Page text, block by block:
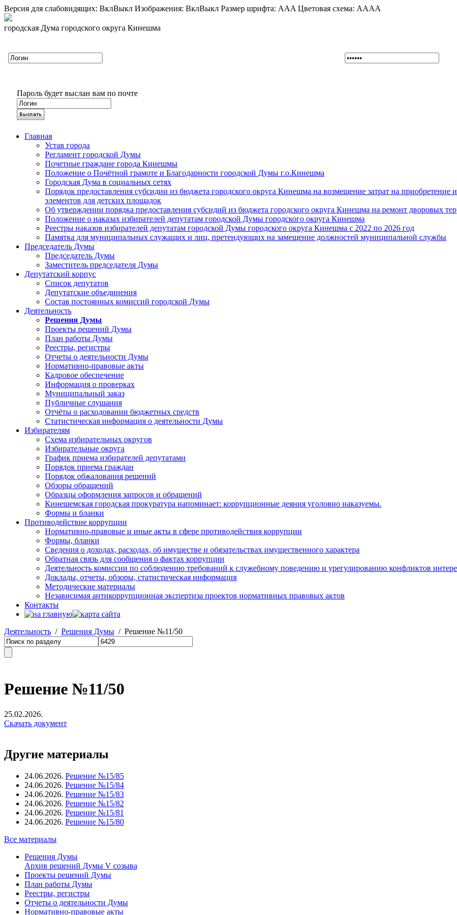
Версия для слабовидящих: ВклВыкл Изображения: ВклВыкл Размер шрифта: AAA Цветовая схема: AAAA
городская Дума городского округа Кинешма
Пароль будет выслан вам по почте
Главная
Устав города
Регламент городской Думы
Почетные граждане города Кинешмы
Положение о Почётной грамоте и Благодарности городской Думы г.о.Кинешма
Городская Дума в социальных сетях
Порядок предоставления субсидии из бюджета городского округа Кинешма на возмещение затрат на
элементов для детских площадок
Об утверждении порядка предоставления субсидий из бюджета городского округа Кинешма на ремонт дворовых
Положение о наказах избирателей депутатам городской Думы городского округа Кинешма
Реестры наказов избирателей депутатам городской Думы городского округа Кинешма с 2022 по 2026 год
Памятка для муниципальных служащих и лиц, претендующих на замещение должностей муниципальной службы
Председатель Думы
Председатель Думы
Заместитель председателя Думы
Депутатский корпус
Список депутатов
Депутатские объединения
Состав постоянных комиссий городской Думы
Деятельность
Решения Думы
Проекты решений Думы
План работы Думы
Реестры, регистры
Отчеты о деятельности Думы
Нормативно-правовые акты
Кадровое обеспечение
Информация о проверках
Муниципальный заказ
Публичные слушания
Отчёты о расходовании бюджетных средств
Статистическая информация о деятельности Думы
Избирателям
Схема избирательных округов
Избирательные округа
График приема избирателей депутатами
Порядок приема граждан
Порядок обжалования решений
Обзоры обращений
Образцы оформления запросов и обращений
Кинешемская городская прокуратура напоминает: коррупционные деяния уголовно наказуемы.
Формы и бланки
Противодействие коррупции
Нормативно-правовые и иные акты в сфере противодействия коррупции
Формы, бланки
Сведения о доходах, расходах, об имуществе и обязательствах имущественного характера
Обратная связь для сообщения о фактах коррупции
Деятельность комиссии по соблюдению требований к служебному поведению и урегулированию конфликтов
Доклады, отчеты, обзоры, статистическая информация
Методические материалы
Независимая антикоррупционная экспертиза проектов нормативных правовых актов
Контакты
Деятельность / Решения Думы / Решение №11/50
Решение №11/50
25.02.2026.
Скачать документ
Другие материалы
24.06.2026. Решение №15/85
24.06.2026. Решение №15/84
24.06.2026. Решение №15/83
24.06.2026. Решение №15/82
24.06.2026. Решение №15/81
24.06.2026. Решение №15/80
Все материалы
Решения Думы
Архив решений Думы V созыва
Проекты решений Думы
План работы Думы
Реестры, регистры
Отчеты о деятельности Думы
Нормативно-правовые акты